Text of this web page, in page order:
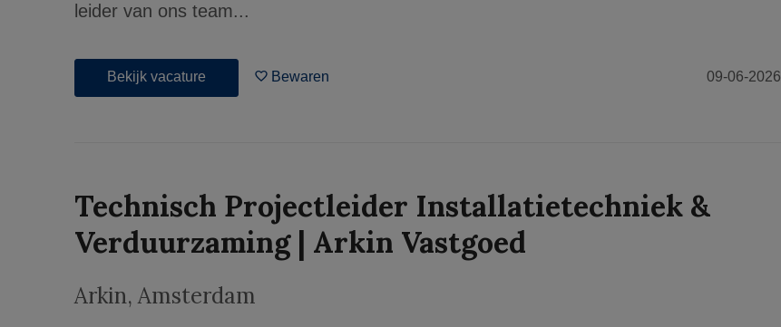
leider van ons team...
Bekijk vacature Bewaren 09-06-2026
Technisch Projectleider Installatietechniek &
Verduurzaming | Arkin Vastgoed
Arkin,Amsterdam